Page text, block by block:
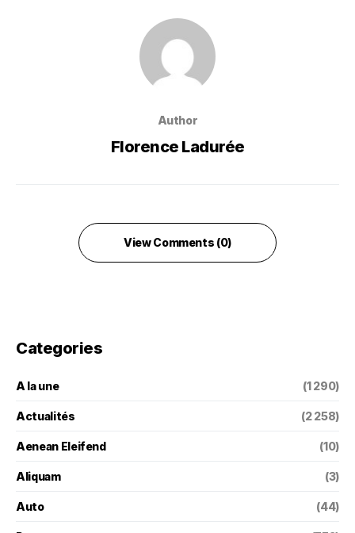
Author
Florence Ladurée
View Comments (0)
Categories
A la une (1 290)
Actualités (2 258)
Aenean Eleifend (10)
Aliquam (3)
Auto (44)